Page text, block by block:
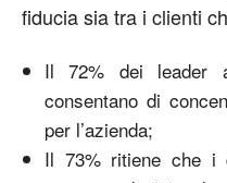
fiducia sia tra i clienti
Il 72% dei leader
consentano di
per l’azienda;
Il 73% ritiene che i